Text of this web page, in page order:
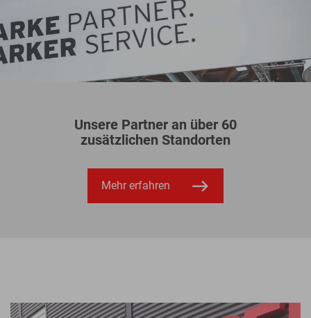
Unsere Partner an über 60
zusätzlichen Standorten
Mehr erfahren